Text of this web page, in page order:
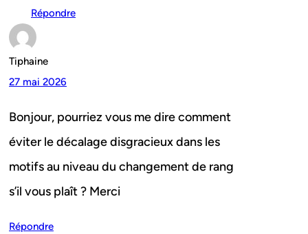
Répondre
Tiphaine
27 mai 2026
Bonjour, pourriez vous me dire comment
éviter le décalage disgracieux dans les
motifs au niveau du changement de rang
s’il vous plaît ? Merci
Répondre